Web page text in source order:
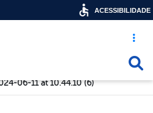
Acesso
06-11 at 10.44.10 (6)
ACESSIBILIDADE